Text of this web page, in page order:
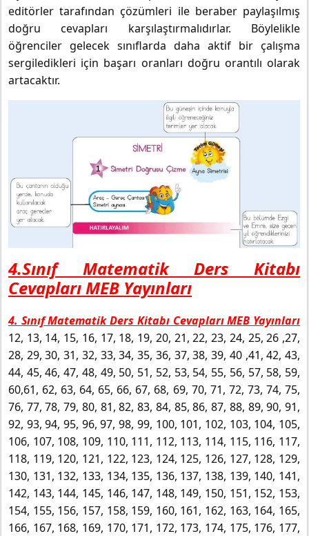
editörler tarafından çözümleri ile beraber paylaşılmış
doğru cevapları karşılaştırmalıdırlar. Böylelikle
öğrenciler gelecek sınıflarda daha aktif bir çalışma
sergiledikleri için başarı oranları doğru orantılı olarak
artacaktır.
4.Sınıf Matematik Ders Kitabı
Cevapları MEB Yayınları
4. Sınıf Matematik Ders Kitabı Cevapları MEB Yayınları
12, 13, 14, 15, 16, 17, 18, 19, 20, 21, 22, 23, 24, 25, 26 ,27,
28, 29, 30, 31, 32, 33, 34, 35, 36, 37, 38, 39, 40 ,41, 42, 43,
44, 45, 46, 47, 48, 49, 50, 51, 52, 53, 54, 55, 56, 57, 58, 59,
60,61, 62, 63, 64, 65, 66, 67, 68, 69, 70, 71, 72, 73, 74, 75,
76, 77, 78, 79, 80, 81, 82, 83, 84, 85, 86, 87, 88, 89, 90, 91,
92, 93, 94, 95, 96, 97, 98, 99, 100, 101, 102, 103, 104, 105,
106, 107, 108, 109, 110, 111, 112, 113, 114, 115, 116, 117,
118, 119, 120, 121, 122, 123, 124, 125, 126, 127, 128, 129,
130, 131, 132, 133, 134, 135, 136, 137, 138, 139, 140, 141,
142, 143, 144, 145, 146, 147, 148, 149, 150, 151, 152, 153,
154, 155, 156, 157, 158, 159, 160, 161, 162, 163, 164, 165,
166, 167, 168, 169, 170, 171, 172, 173, 174, 175, 176, 177,